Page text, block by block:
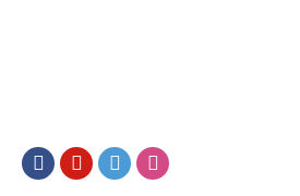
FacebookYoutubeTwitter